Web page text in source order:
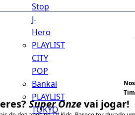
Stop
J-
Hero
PLAYLIST
CITY
POP
Bankai
PLAYLIST
TOKYO
Super Onzevai jogar!